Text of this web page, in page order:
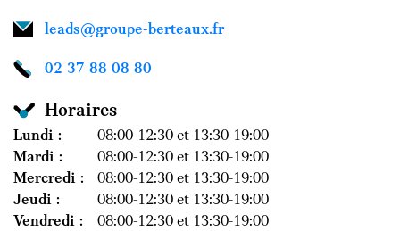
leads@groupe-berteaux.fr
02 37 88 08 80
Horaires
Lundi :
08:00-12:30 et 13:30-19:00
Mardi :
08:00-12:30 et 13:30-19:00
Mercredi :
08:00-12:30 et 13:30-19:00
Jeudi :
08:00-12:30 et 13:30-19:00
Vendredi :
08:00-12:30 et 13:30-19:00